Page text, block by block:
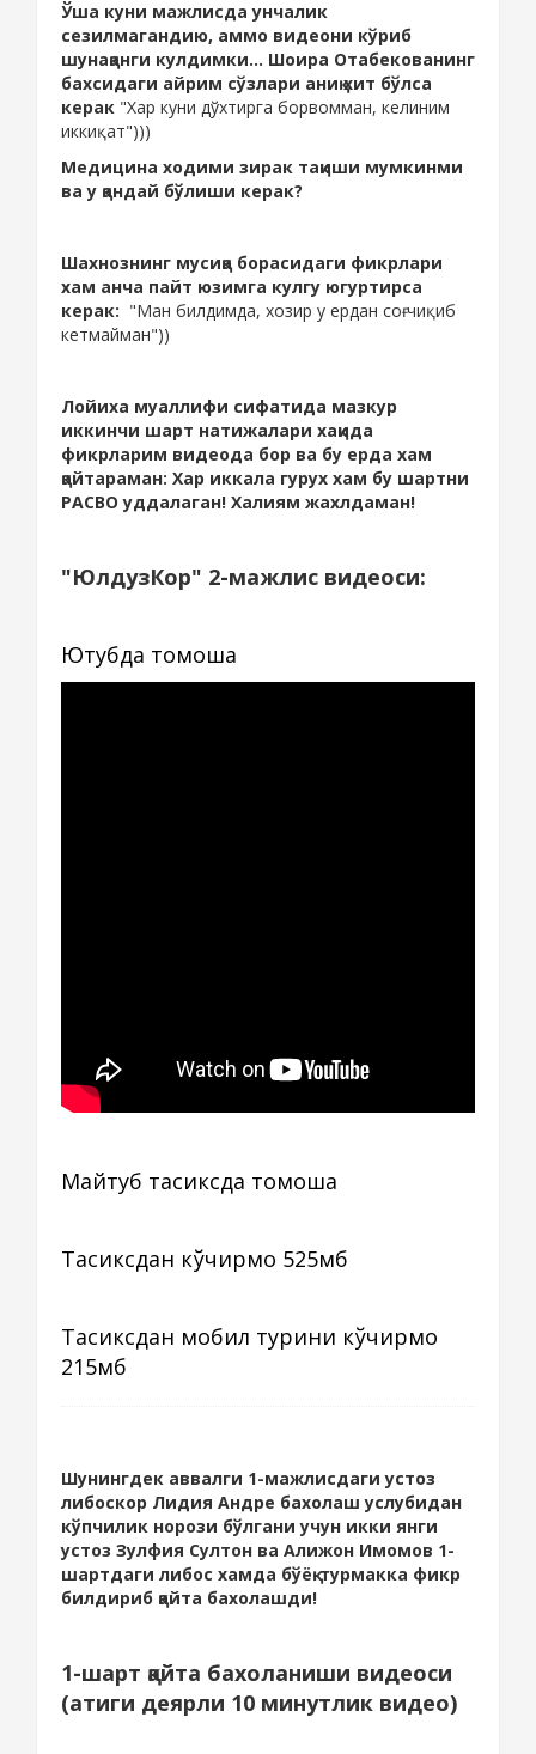
Ўша куни мажлисда унчалик
сезилмагандию, аммо видеони кўриб
шунақанги кулдимки... Шоира Отабекованинг
бахсидаги айрим сўзлари аниқ хит бўлса
керак "Хар куни дўхтирга борвомман, келиним
иккиқат")))
Медицина ходими зирак тақиши мумкинми
ва у қандай бўлиши керак?
Шахнознинг мусиқа борасидаги фикрлари
хам анча пайт юзимга кулгу югуртирса
керак: "Ман билдимда, хозир у ердан соғ чиқиб
кетмайман"))
Лойиха муаллифи сифатида мазкур
иккинчи шарт натижалари хақида
фикрларим видеода бор ва бу ерда хам
қайтараман: Хар иккала гурух хам бу шартни
РАСВО уддалаган! Халиям жахлдаман!
"ЮлдузКор" 2-мажлис видеоси:
Ютубда томоша
Майтуб тасиксда томоша
Тасиксдан кўчирмоқ 525мб
Тасиксдан мобил турини кўчирмоқ
215мб
Шунингдек аввалги 1-мажлисдаги устоз
либоскор Лидия Андре бахолаш услубидан
кўпчилик норози бўлгани учун икки янги
устоз Зулфия Султон ва Алижон Имомов 1-
шартдаги либос хамда бўёқ-турмакка фикр
билдириб қайта бахолашди!
1-шарт қайта бахоланиши видеоси
(атиги деярли 10 минутлик видео)